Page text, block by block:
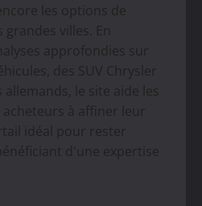
les options de
villes. En
approfondies sur
des SUV Chrysler
le site aide les
acheteurs à affiner leur
idéal pour rester
d'une expertise